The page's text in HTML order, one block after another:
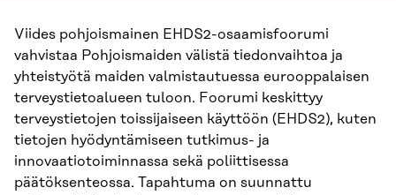
Viides pohjoismainen EHDS2-osaamisfoorumi
vahvistaa Pohjoismaiden välistä tiedonvaihtoa ja
yhteistyötä maiden valmistautuessa eurooppalaisen
terveystietoalueen tuloon. Foorumi keskittyy
terveystietojen toissijaiseen käyttöön (EHDS2), kuten
tietojen hyödyntämiseen tutkimus- ja
innovaatiotoiminnassa sekä poliittisessa
päätöksenteossa. Tapahtuma on suunnattu